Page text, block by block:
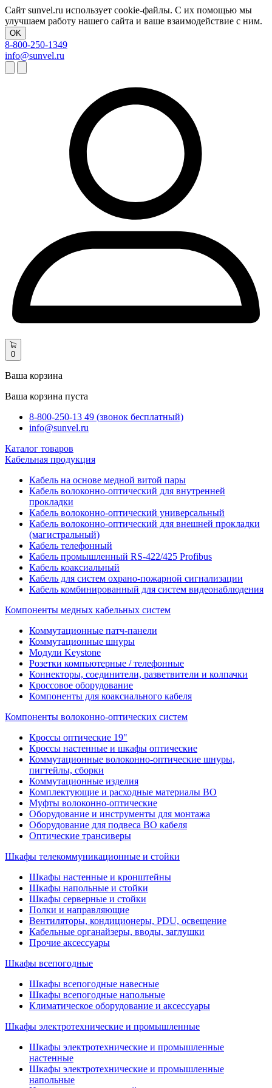
Сайт sunvel.ru использует cookie-файлы. С их помощью мы
улучшаем работу нашего сайта и ваше взаимодействие с ним.
OK
8-800-250-1349
info@sunvel.ru
0
Ваша корзина
Ваша корзина пуста
8-800-250-13 49 (звонок бесплатный)
info@sunvel.ru
Каталог товаров
Кабельная продукция
Кабель на основе медной витой пары
Кабель волоконно-оптический для внутренней
прокладки
Кабель волоконно-оптический универсальный
Кабель волоконно-оптический для внешней прокладки
(магистральный)
Кабель телефонный
Кабель промышленный RS-422/425 Profibus
Кабель коаксиальный
Кабель для систем охрано-пожарной сигнализации
Кабель комбинированный для систем видеонаблюдения
Компоненты медных кабельных систем
Коммутационные патч-панели
Коммутационные шнуры
Модули Keystone
Розетки компьютерные / телефонные
Коннекторы, соединители, разветвители и колпачки
Кроссовое оборудование
Компоненты для коаксиального кабеля
Компоненты волоконно-оптических систем
Кроссы оптические 19"
Кроссы настенные и шкафы оптические
Коммутационные волоконно-оптические шнуры,
пигтейлы, сборки
Коммутационные изделия
Комплектующие и расходные материалы ВО
Муфты волоконно-оптические
Оборудование и инструменты для монтажа
Оборудование для подвеса ВО кабеля
Оптические трансиверы
Шкафы телекоммуникационные и стойки
Шкафы настенные и кронштейны
Шкафы напольные и стойки
Шкафы серверные и стойки
Полки и направляющие
Вентиляторы, кондиционеры, PDU, освещение
Кабельные органайзеры, вводы, заглушки
Прочие аксеcсуары
Шкафы всепогодные
Шкафы всепогодные навесные
Шкафы всепогодные напольные
Климатическое оборудование и аксессуары
Шкафы электротехнические и промышленные
Шкафы электротехнические и промышленные
настенные
Шкафы электротехнические и промышленные
напольные